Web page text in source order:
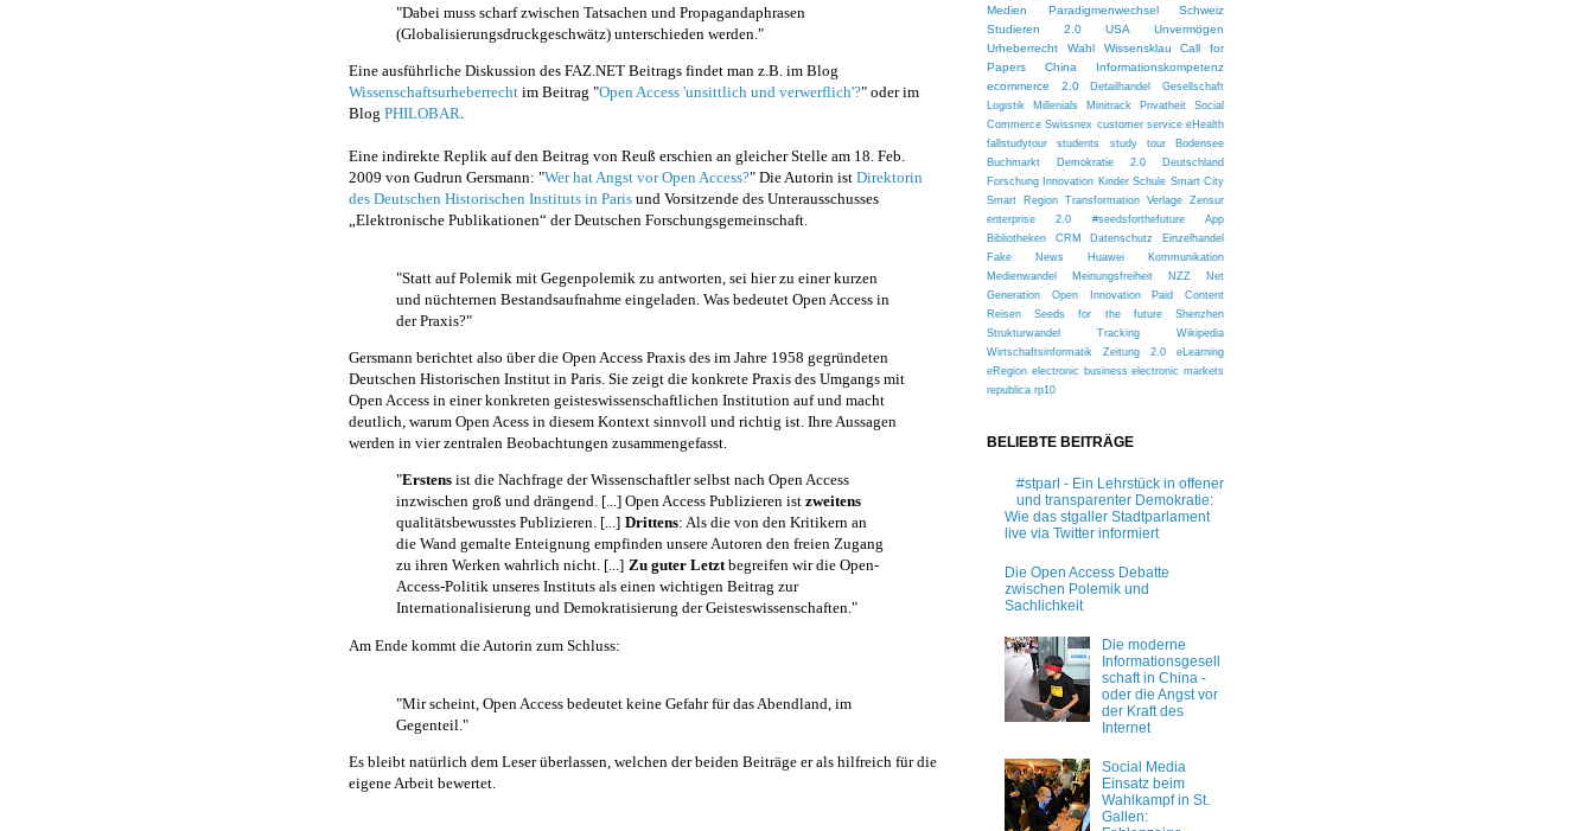
"Dabei muss scharf zwischen Tatsachen und Propagandaphrasen
(Globalisierungsdruckgeschwätz) unterschieden werden."
Eine ausführliche Diskussion des FAZ.NET Beitrags findet man z.B. im Blog
Wissenschaftsurheberrecht im Beitrag "Open Access 'unsittlich und verwerflich'?" oder im
Blog PHILOBAR
Eine indirekte Replik auf den Beitrag von Reuß erschien an gleicher Stelle am 18. Feb.
2009 von Gudrun Gersmann: "Wer hat Angst vor Open Access?" Die Autorin ist Direktorin
des Deutschen Historischen Instituts in Paris und Vorsitzende des Unterausschusses
„Elektronische Publikationen“ der Deutschen Forschungsgemeinschaft.
"Statt auf Polemik mit Gegenpolemik zu antworten, sei hier zu einer kurzen
und nüchternen Bestandsaufnahme eingeladen. Was bedeutet Open Access in
der Praxis?"
Gersmann berichtet also über die Open Access Praxis des im Jahre 1958 gegründeten
Deutschen Historischen Institut in Paris. Sie zeigt die konkrete Praxis des Umgangs mit
Open Access in einer konkreten geisteswissenschaftlichen Institution auf und macht
deutlich, warum Open Acess in diesem Kontext sinnvoll und richtig ist. Ihre Aussagen
werden in vier zentralen Beobachtungen zusammengefasst.
"Erstens ist die Nachfrage der Wissenschaftler selbst nach Open Access
inzwischen groß und drängend. [...] Open Access Publizieren ist zweitens
qualitätsbewusstes Publizieren. [...] Drittens: Als die von den Kritikern an
die Wand gemalte Enteignung empfinden unsere Autoren den freien Zugang
zu ihren Werken wahrlich nicht. [...] Zu guter Letztbegreifen wir die Open-
Access-Politik unseres Instituts als einen wichtigen Beitrag zur
Internationalisierung und Demokratisierung der Geisteswissenschaften."
Am Ende kommt die Autorin zum Schluss:
"Mir scheint, Open Access bedeutet keine Gefahr für das Abendland, im
Gegenteil."
Es bleibt natürlich dem Leser überlassen, welchen der beiden Beiträge er als hilfreich für die
eigene Arbeit bewertet.
Medien
Paradigmenwechsel
Schweiz
Studieren 2.0
USA
Unvermögen
Urheberrecht
Wahl Wissensklau
Call for
Papers
China
Informationskompetenz
ecommerce 2.0
Detailhandel
Gesellschaft
Logistik
Millenials Minitrack Privatheit
Social
Commerce Swissnex customer service eHealth
fallstudytour
students study tour
Bodensee
Buchmarkt
Demokratie 2.0
Deutschland
Forschung Innovation Kinder Schule Smart City
Smart Region Transformation Verlage Zensur
enterprise 2.0
#seedsforthefuture
App
Bibliotheken
CRM Datenschutz
Einzelhandel
Fake News
Huawei
Kommunikation
Medienwandel
Meinungsfreiheit NZZ
Net
Generation
Open Innovation
Paid Content
Reisen
Seeds for the future
Shenzhen
Strukturwandel
Tracking
Wikipedia
Wirtschaftsinformatik
Zeitung 2.0
eLearning
eRegion electronic business electronic markets
republica rp10
BELIEBTE BEITRÄGE
#stparl - Ein Lehrstück in offener
und transparenter Demokratie:
Wie das stgaller Stadtparlament
live via Twitter informiert
Die Open Access Debatte
zwischen Polemik und
Sachlichkeit
Die moderne
Informationsgesell
schaft in China -
oder die Angst vor
der Kraft des
Internet
Social Media
Einsatz beim
Wahlkampf in St.
Gallen: